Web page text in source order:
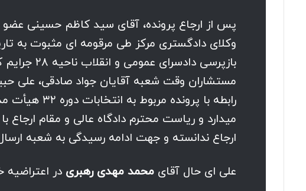
بازپرسی
رابطه با
میدارد و ریاست محترم دادگاه عالی و مقام
ارجاع ندانسته و جهت ادامه رسیدگی به شعبه
علی ای حال آقای محمد مهدی رهبری در